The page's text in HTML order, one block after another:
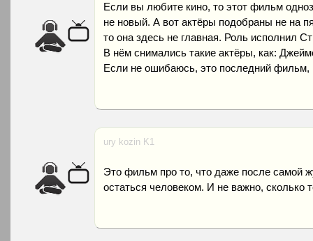
Если вы любите кино, то этот фильм
не новый. А вот актёры подобраны не на
то она здесь не главная. Роль исполнил
В нём снимались такие актёры, как:
Если не ошибаюсь, это последний фильм,
ury kozin K1
Это фильм про то, что даже после самой
остаться человеком. И не важно, сколько